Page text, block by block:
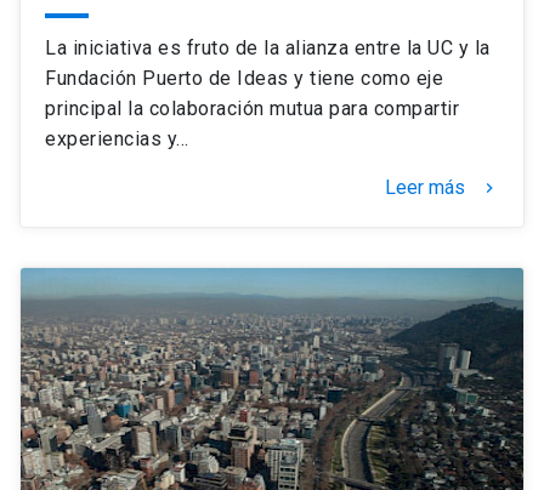
Padres y familia
Vecinos launch
Mi Portal UC
Medios Biblioteca launch
Donaciones
La iniciativa es fruto de la alianza entre la UC y la
Fundación Puerto de Ideas y tiene como eje
principal la colaboración mutua para compartir
experiencias y…
Leer más keyboard_arrow_right